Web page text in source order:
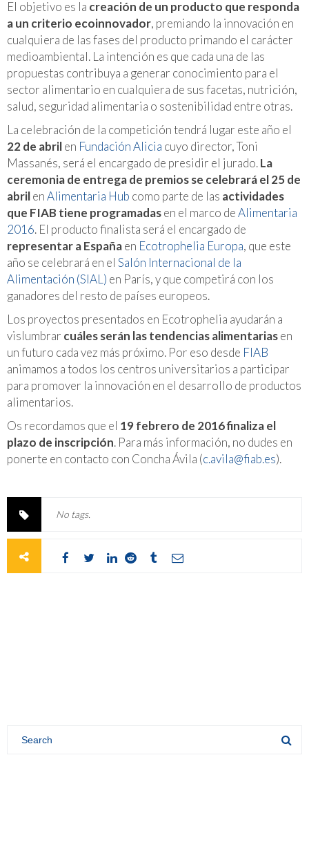
El objetivo es la creación de un producto que responda
a un criterio ecoinnovador, premiando la innovación en
cualquiera de las fases del producto primando el carácter
medioambiental. La intención es que cada una de las
propuestas contribuya a generar conocimiento para el
sector alimentario en cualquiera de sus facetas, nutrición,
salud, seguridad alimentaria o sostenibilidad entre otras.
La celebración de la competición tendrá lugar este año el
22 de abrilen Fundación Alicia cuyo director, Toni
Massanés, será el encargado de presidir el jurado.La
ceremonia de entrega de premios se celebrará el 25 de
abrilenAlimentaria Hub como parte de las actividades
que FIAB tiene programadasen el marco deAlimentaria
2016. El producto finalista será el encargado de
representar a Españaen Ecotrophelia Europa, que este
año se celebrará en el Salón Internacional de la
Alimentación (SIAL) en París, y que competirá con los
ganadores del resto de países europeos.
Los proyectos presentados en Ecotrophelia ayudarán a
vislumbrar cuáles serán las tendencias alimentariasen
un futuro cada vez más próximo. Por eso desde FIAB
animamos a todos los centros universitarios a participar
para promover la innovación en el desarrollo de productos
alimentarios.
Os recordamos que el 19 febrero de 2016 finaliza el
plazo de inscripción. Para más información, no dudes en
ponerte en contacto con Concha Ávila (c.avila@fiab.es).
No tags.